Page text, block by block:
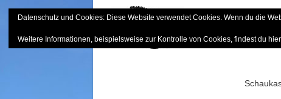
to
Sektion Mitterfels e.V.
Datenschutz und Cookies: Diese Website verwendet Cookies. Wenn du die
Weitere Informationen, beispielsweise zur Kontrolle von Cookies, findest du